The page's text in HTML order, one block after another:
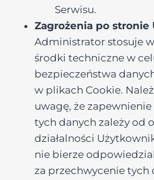
Serwisu.
Zagrożenia po stronie
Administrator stosuje
środki techniczne w
bezpieczeństwa
w plikach Cookie.
uwagę, że
tych danych zależy od
działalności
nie bierze
za przechwycenie tych